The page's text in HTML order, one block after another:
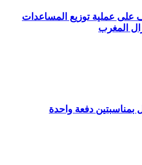
عملية توزيع المساعدات
المغرب
بمناسبتين دفعة واحدة